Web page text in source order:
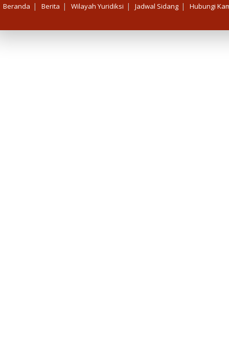
Beranda | Berita | Wilayah Yuridiksi | Jadwal Sidang | Hubungi